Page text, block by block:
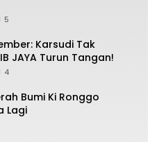
5
Karsudi Tak
JAYA Turun Tangan!
4
Bumi Ki Ronggo
Lagi